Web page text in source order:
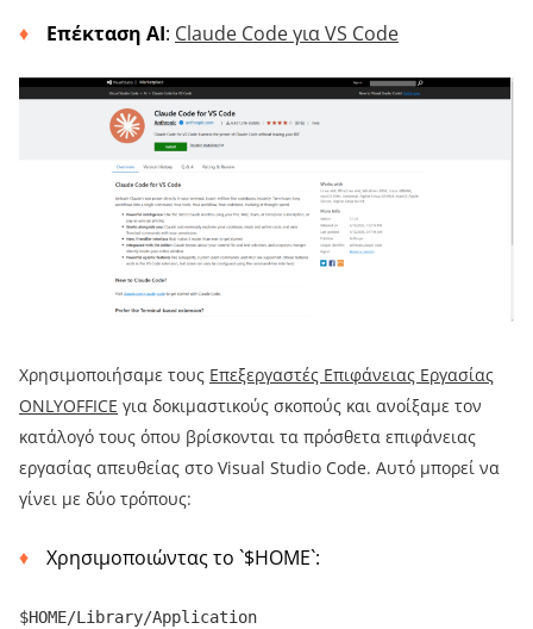
Επέκταση AI: Claude Code για VS Code
Χρησιμοποιήσαμε τους Επεξεργαστές Επιφάνειας Εργασίας
ONLYOFFICE για δοκιμαστικούς σκοπούς και ανοίξαμε τον
κατάλογό τους όπου βρίσκονται τα πρόσθετα επιφάνειας
εργασίας απευθείας στο Visual Studio Code. Αυτό μπορεί να
γίνει με δύο τρόπους:
Χρησιμοποιώντας το `$HOME`:
$HOME/Library/Application